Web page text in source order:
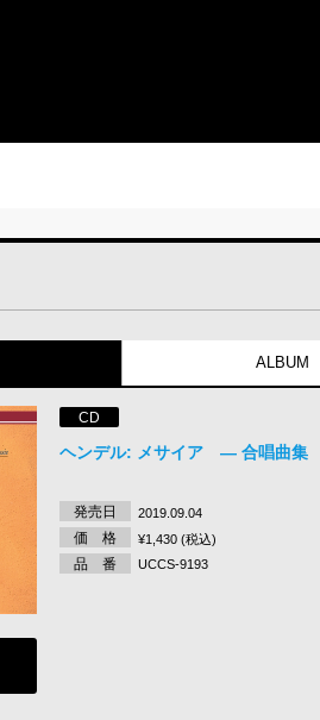
ALBUM
CD
ヘンデル: メサイア ― 合唱曲集
発売日 2019.09.04
価 格 ¥1,430 (税込)
品 番 UCCS-9193